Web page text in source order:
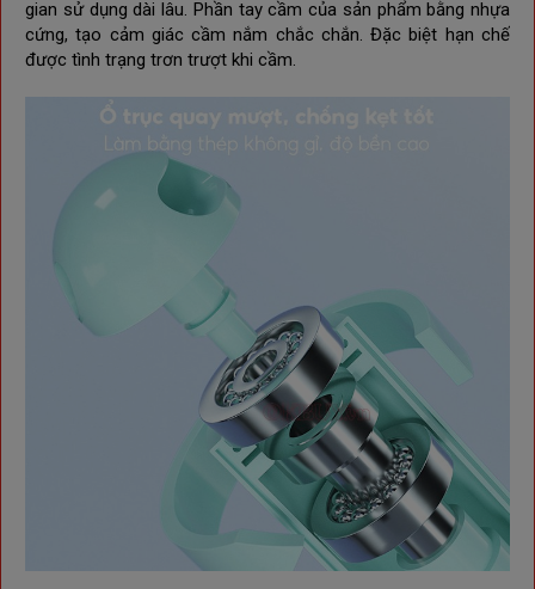
gian sử dụng dài lâu. Phần tay cầm của sản phẩm bằng nhựa
cứng, tạo cảm giác cầm nắm chắc chắn. Đặc biệt hạn chế
được tình trạng trơn trượt khi cầm.